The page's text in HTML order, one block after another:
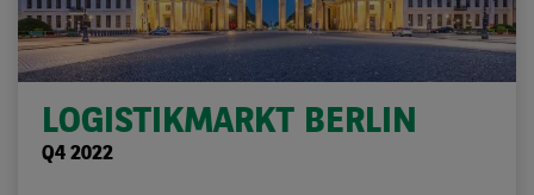
LOGISTIKMARKT BERLIN
Q4 2022